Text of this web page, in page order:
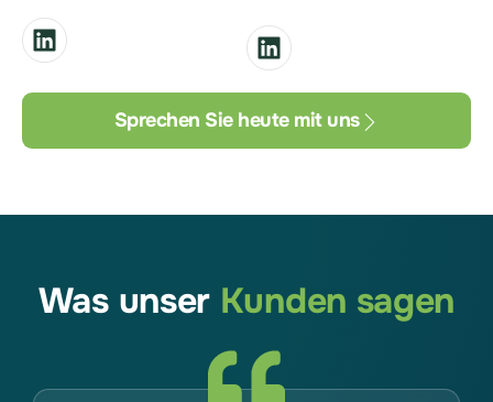
Sprechen Sie heute mit uns
Was unser Kunden sagen